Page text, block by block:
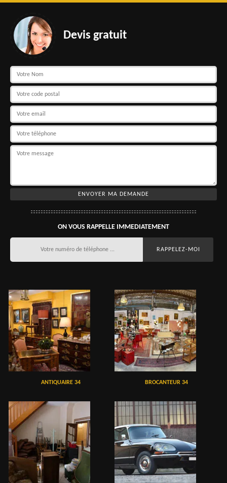
Devis gratuit
ON VOUS RAPPELLE IMMEDIATEMENT
ANTIQUAIRE 34 BROCANTEUR 34